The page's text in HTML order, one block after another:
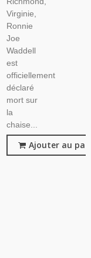
Virginie,
Ronnie
Joe
Waddell
est
officiellement
déclaré
mort sur
la
chaise...
Ajouter au